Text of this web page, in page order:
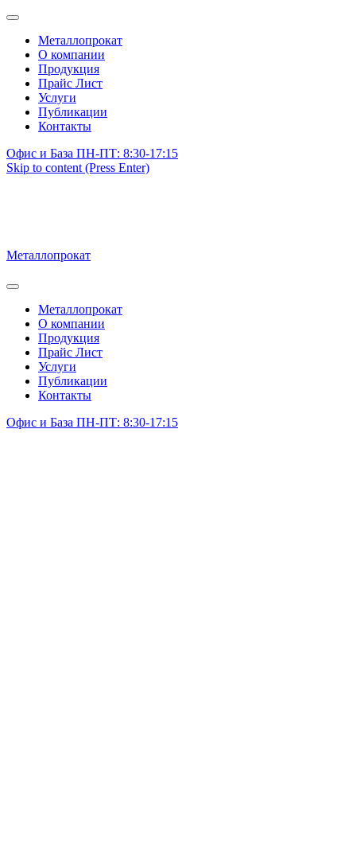
Металлопрокат
О компании
Продукция
Прайс Лист
Услуги
Публикации
Контакты
Офис и База ПН-ПТ: 8:30-17:15
Skip to content (Press Enter)
Металлопрокат
Металлопрокат
О компании
Продукция
Прайс Лист
Услуги
Публикации
Контакты
Офис и База ПН-ПТ: 8:30-17:15